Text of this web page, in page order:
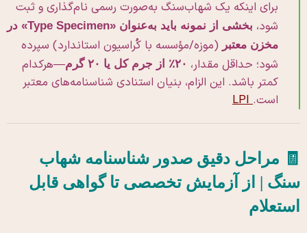
برای اینکه یک شهاب‌سنگ به‌صورت رسمی نام‌گذاری و ثبت
شود،
بخشی از نمونه باید به‌عنوان «Type Specimen» در
مخزن معتبر (موزه/مؤسسه با کُراسیون استاندارد) سپرده
شود؛ حداقل مقدار، ۲۰٪ از جرم کل یا ۲۰ گرم
—هرکدام
کمتر باشد. این الزام، بنیان استنادی شناسنامه‌های معتبر
است. LPI
🧾 مراحل دقیق صدور شناسنامه شهاب
سنگ | از آزمایش تخصصی تا گواهی قابل
استعلام